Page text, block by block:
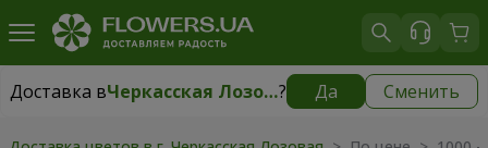
Доставка в Черкасская Лозовая? Да Сменить
Доставка вЧеркасская Лозовая бесплатно